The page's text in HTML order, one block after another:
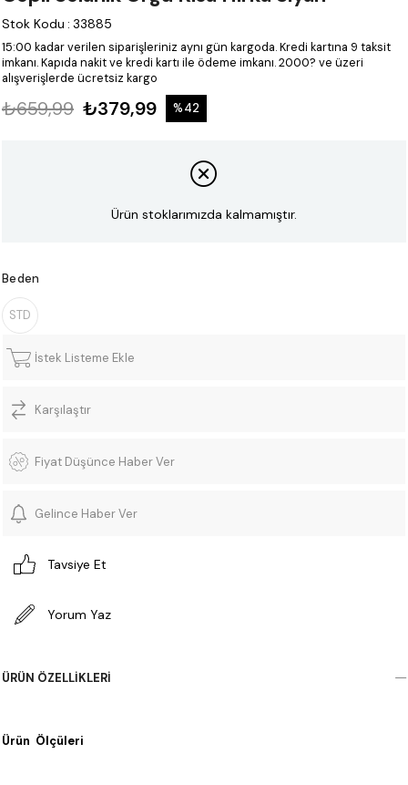
Stok Kodu : 33885
15:00 kadar verilen siparişleriniz aynı gün kargoda.Kredi kartına 9 taksit
imkanı.Kapıda nakit ve kredi kartı ile ödeme imkanı.2000? ve üzeri
alışverişlerde ücretsiz kargo
₺659,99 ₺379,99 %42
Ürün stoklarımızda kalmamıştır.
Beden
STD
İstek Listeme Ekle
Karşılaştır
Fiyat Düşünce Haber Ver
Gelince Haber Ver
Tavsiye Et
Yorum Yaz
ÜRÜN ÖZELLIKLERI
Ürün Ölçüleri